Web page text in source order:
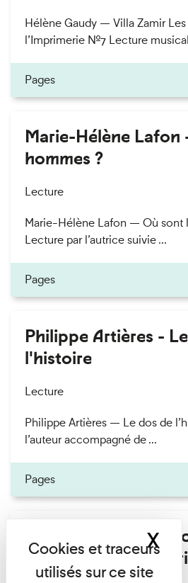
Hélène Gaudy — Villa Zamir
l’Imprimerie n°7 Lecture
Pages
Marie-Hélène Lafon
hommes ?
Lecture
Marie-Hélène Lafon — Où sont
Lecture par l’autrice suivie ...
Pages
Philippe Artières -
l'histoire
Lecture
Philippe Artières — Le dos de
l’auteur accompagné de ...
Pages
Fanny Taillandier -
Invités de
X